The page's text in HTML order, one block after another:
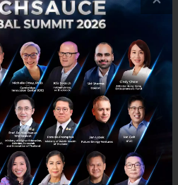
หญ่ภายในภูมิภาค รวมถึง
คือบริษัทผู้ให้บริการด้านการ
Merchant Services มี
ร์ โดยการจองโรงแรมส่วนใหญ่
มโดยตรงแต่จะเป็นการทำผ่าน